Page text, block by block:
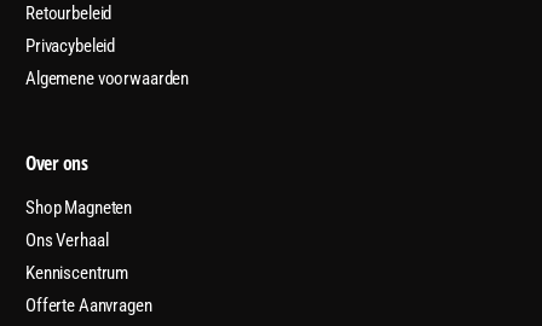
Retourbeleid
Privacybeleid
Algemene voorwaarden
Over ons
Shop Magneten
Ons Verhaal
Kenniscentrum
Offerte Aanvragen